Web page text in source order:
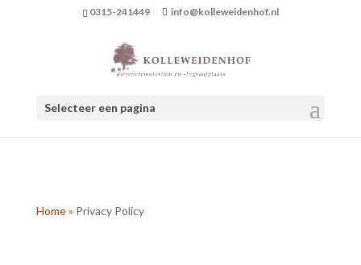
0315-241449 info@kolleweidenhof.nl
Selecteer een pagina
Home» Privacy Policy